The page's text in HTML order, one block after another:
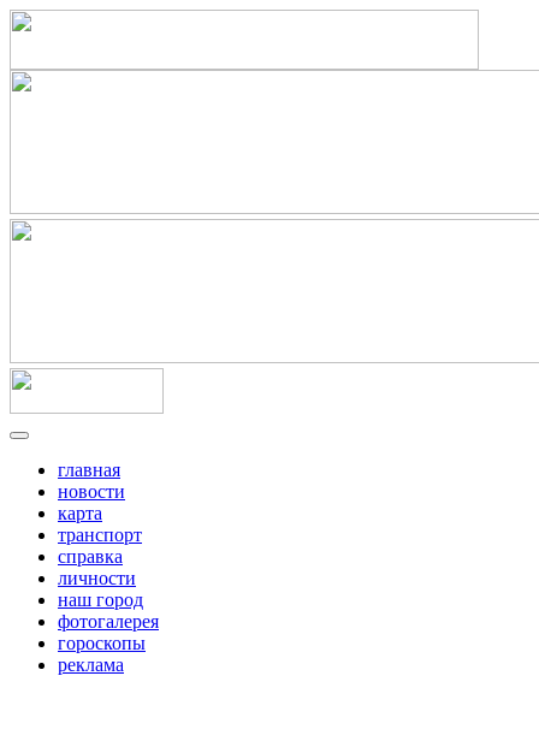
главная
новости
карта
транспорт
справка
личности
наш город
фотогалерея
гороскопы
реклама